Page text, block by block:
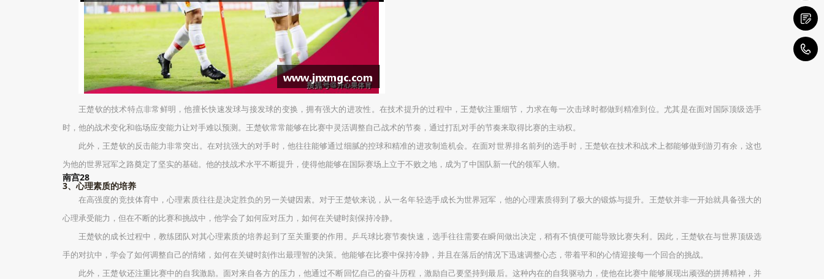
王楚钦的技术特点非常鲜明，他擅长快速发球与接发球的变换，拥有强大的进攻性。在技术提升的过程中，王楚钦注重细节，力求在每一次击球时都做到精准到位。尤其是在面对国际顶级选手
时，他的战术变化和临场应变能力让对手难以预测。王楚钦常常能够在比赛中灵活调整自己战术的节奏，通过打乱对手的节奏来取得比赛的主动权。
此外，王楚钦的反击能力非常突出。在对抗强大的对手时，他往往能够通过细腻的控球和精准的进攻制造机会。在面对世界排名前列的选手时，王楚钦在技术和战术上都能够做到游刃有余，这也
为他的世界冠军之路奠定了坚实的基础。他的技战术水平不断提升，使得他能够在国际赛场上立于不败之地，成为了中国队新一代的领军人物。
南宫28
3、心理素质的培养
在高强度的竞技体育中，心理素质往往是决定胜负的另一关键因素。对于王楚钦来说，从一名年轻选手成长为世界冠军，他的心理素质得到了极大的锻炼与提升。王楚钦并非一开始就具备强大的
心理承受能力，但在不断的比赛和挑战中，他学会了如何应对压力，如何在关键时刻保持冷静。
王楚钦的成长过程中，教练团队对其心理素质的培养起到了至关重要的作用。乒乓球比赛节奏快速，选手往往需要在瞬间做出决定，稍有不慎便可能导致比赛失利。因此，王楚钦在与世界顶级选
手的对抗中，学会了如何调整自己的情绪，如何在关键时刻作出最理智的决策。他能够在比赛中保持冷静，并且在落后的情况下迅速调整心态，带着平和的心情迎接每一个回合的挑战。
此外，王楚钦还注重比赛中的自我激励。面对来自各方的压力，他通过不断回忆自己的奋斗历程，激励自己要坚持到最后。这种内在的自我驱动力，使他在比赛中能够展现出顽强的拼搏精神，并